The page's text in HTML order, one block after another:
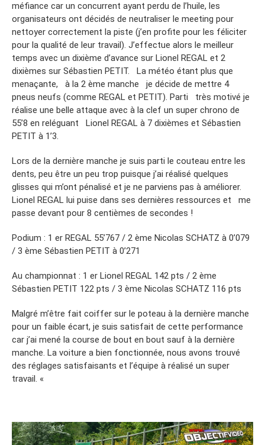
méfiance car un concurrent ayant perdu de l’huile, les
organisateurs ont décidés de neutraliser le meeting pour
nettoyer correctement la piste (j’en profite pour les féliciter
pour la qualité de leur travail). J’effectue alors le meilleur
temps avec un dixième d’avance sur Lionel REGAL et 2
dixièmes sur Sébastien PETIT. La météo étant plus que
menaçante, à la 2 ème manche je décide de mettre 4
pneus neufs (comme REGAL et PETIT). Parti très motivé je
réalise une belle attaque avec à la clef un super chrono de
55’8 en reléguant Lionel REGAL à 7 dixièmes et Sébastien
PETIT à 1’3.
Lors de la dernière manche je suis parti le couteau entre les
dents, peu être un peu trop puisque j’ai réalisé quelques
glisses qui m’ont pénalisé et je ne parviens pas à améliorer.
Lionel REGAL lui puise dans ses dernières ressources et me
passe devant pour 8 centièmes de secondes !
Podium : 1 er REGAL 55’767 / 2 ème Nicolas SCHATZ à 0’079
/ 3 ème Sébastien PETIT à 0’271
Au championnat : 1 er Lionel REGAL 142 pts / 2 ème
Sébastien PETIT 122 pts / 3 ème Nicolas SCHATZ 116 pts
Malgré m’être fait coiffer sur le poteau à la dernière manche
pour un faible écart, je suis satisfait de cette performance
car j’ai mené la course de bout en bout sauf à la dernière
manche. La voiture a bien fonctionnée, nous avons trouvé
des réglages satisfaisants et l’équipe à réalisé un super
travail. «